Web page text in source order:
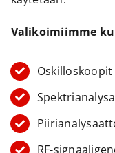
Valikoimiimme
Oskilloskoopit
RF-